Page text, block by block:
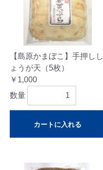
【島原かまぼこ】手押しし
ょうが天（5枚）
￥1,000
数量
カートに入れる